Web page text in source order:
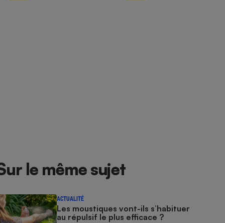
le même sujet
ACTUALITÉ
Les moustiques vont-ils s’habituer
au répulsif le plus efficace ?